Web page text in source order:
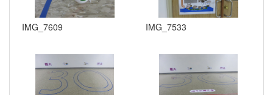
IMG_7609 IMG_7533